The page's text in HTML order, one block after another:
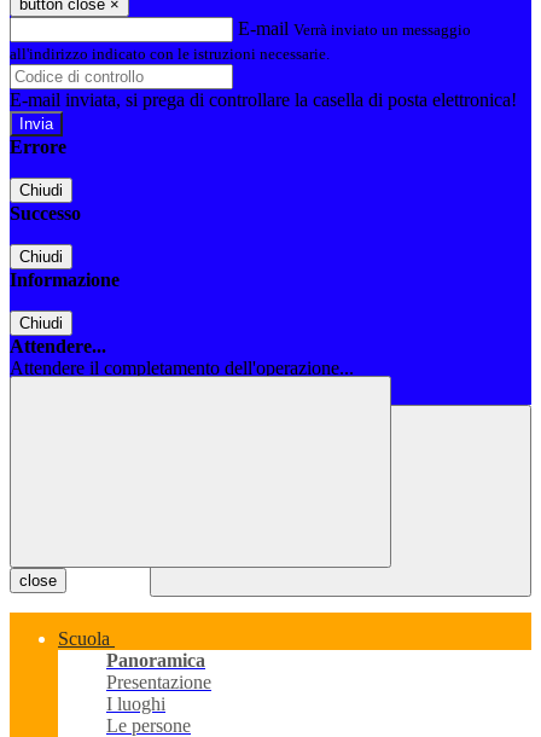
button close ×
E-mail Verrà inviato un messaggio
all'indirizzo indicato con le istruzioni necessarie.
E-mail inviata, si prega di controllare la casella di posta elettronica!
Errore
Chiudi
Successo
Chiudi
Informazione
Chiudi
Attendere...
Attendere il completamento dell'operazione...
close
Scuola
Panoramica
Presentazione
I luoghi
Le persone